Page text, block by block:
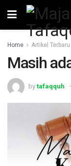
Home Artikel Terbaru
Masih
by tafaqquh